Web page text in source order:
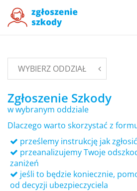
WYBIERZ ODDZIAŁ
Zgłoszenie Szkody
w wybranym oddziale
Dlaczego warto skorzystać z
prześlemy instrukcję jak
przeanalizujemy Twoje
zaniżeń
jeśli to będzie koniecznie,
od decyzji ubezpieczyciela